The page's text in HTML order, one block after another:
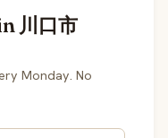
川口市
Monday. No